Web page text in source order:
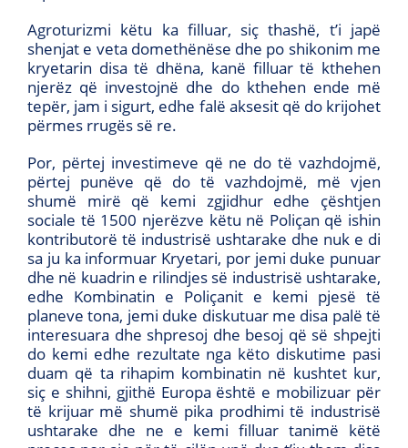
Agroturizmi këtu ka filluar, siç thashë, t’i japë
shenjat e veta domethënëse dhe po shikonim me
kryetarin disa të dhëna, kanë filluar të kthehen
njerëz që investojnë dhe do kthehen ende më
tepër, jam i sigurt, edhe falë aksesit që do krijohet
përmes rrugës së re.
Por, përtej investimeve që ne do të vazhdojmë,
përtej punëve që do të vazhdojmë, më vjen
shumë mirë që kemi zgjidhur edhe çështjen
sociale të 1500 njerëzve këtu në Poliçan që ishin
kontributorë të industrisë ushtarake dhe nuk e di
sa ju ka informuar Kryetari, por jemi duke punuar
dhe në kuadrin e rilindjes së industrisë ushtarake,
edhe Kombinatin e Poliçanit e kemi pjesë të
planeve tona, jemi duke diskutuar me disa palë të
interesuara dhe shpresoj dhe besoj që së shpejti
do kemi edhe rezultate nga këto diskutime pasi
duam që ta rihapim kombinatin në kushtet kur,
siç e shihni, gjithë Europa është e mobilizuar për
të krijuar më shumë pika prodhimi të industrisë
ushtarake dhe ne e kemi filluar tanimë këtë